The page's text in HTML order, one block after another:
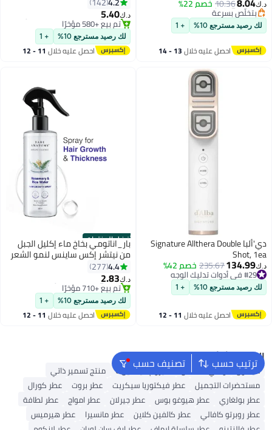
د.ك‏ 10.36خصم 22% بتخلّص بسرعة
#15 في عطر
لك رصيد مسترجع 10% + 1
احصل عليه خلال 13 - 14
الشعر واللحية / خالٍ من الكحول
60 مل
د.ك‏5.40
#2 في معالجات تساقط الشعر
تم بيع +580 مؤخرًا
#2 في معالجات تساقط الشعر
لك رصيد مسترجع 10% + 1
احصل عليه خلال 11 - 12
دي'ألبا Signature Allthera Double
Shot, 1ea
د.ك‏134.99
235.67خصم 42%
#29 في أدوات تدليك الوجه
#29 في أدوات تدليك الوجه
لك رصيد مسترجع 10% + 1
احصل عليه خلال 11 - 12
أفضل المنتجات
بار_اناتومي بخاخ ماء إكليل الجبل
من نيتشر إكس ساينس لنمو الشعر
وزيادة كثافته مع ماء الأرز |
وأملس | يمنع تساقط الشعر | غير
دهني وسريع الامتصاص | ٢٠٠ مل
4.4
277
د.ك‏2.83
#1 في بخاخات الشعر
تم بيع +710 مؤخرًا
#1 في بخاخات الشعر
لك رصيد مسترجع 10% + 1
احصل عليه خلال 11 - 12
ترتيب حسب تصنيف حسب البحث الشائع
دايسون واقي الشمس سيروم فيتامين C
منتج تسمير ذاتي
مستحضرات التجميل
عطر فيكتوريا سيكريت عطر بروت
عطر كورال
عطر بولغاري
عطر هيوغو بوس عطر جيرلان عطر امواج
عطر لطافة
عطر روبرتو كافالي
عطر كالفين كلاين عطر مانسيرا
عطر هيرميس